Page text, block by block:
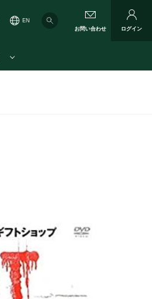
EN
お問い合わせ
ログイン